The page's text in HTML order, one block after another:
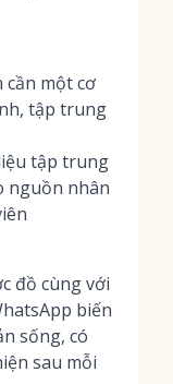
cần một cơ
tập trung
tập trung
nguồn nhân
đồ cùng với
biến
sống, có
sau mỗi